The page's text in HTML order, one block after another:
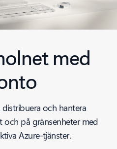
med
och hantera
på gränsenheter med
Azure-tjänster.